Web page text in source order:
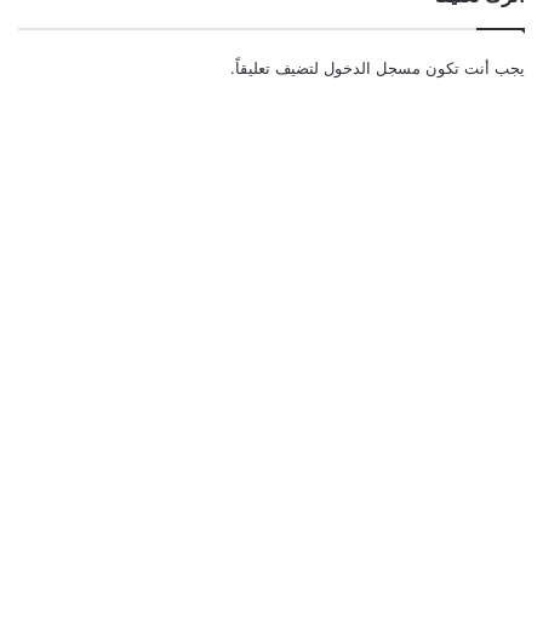
يجب أنت تكون مسجل الدخول لتضيف تعليقاً.